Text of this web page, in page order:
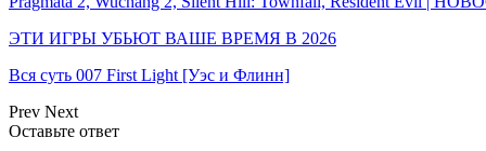
ЭТИ ИГРЫ УБЬЮТ ВАШЕ ВРЕМЯ В 2026
Вся суть 007 First Light [Уэс и Флинн]
Prev Next
Оставьте ответ